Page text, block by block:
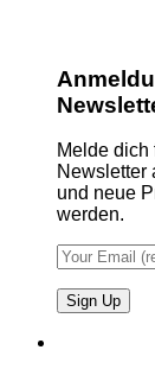
Melde dich
Newsletter
und neue
werden.